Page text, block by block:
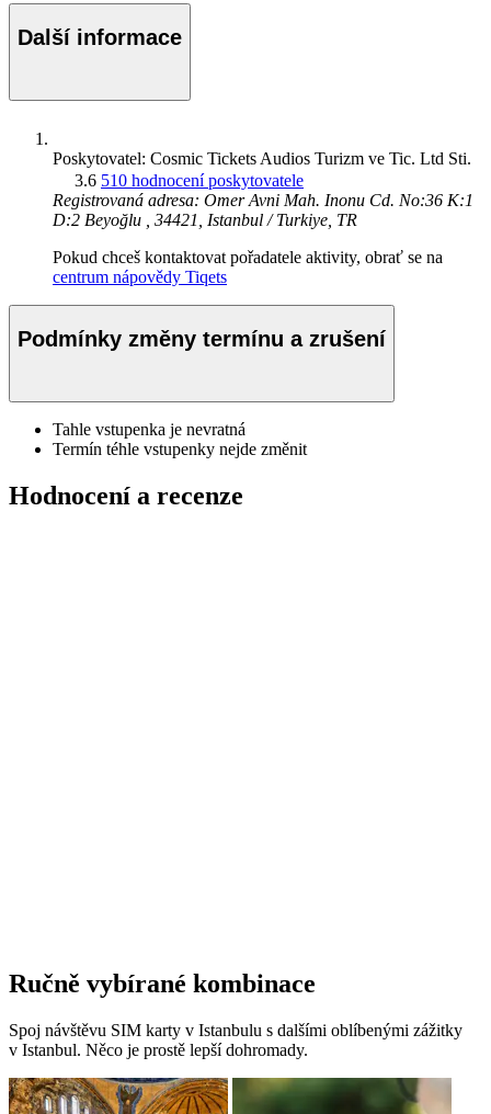
Další informace
Poskytovatel: Cosmic Tickets Audios Turizm ve Tic. Ltd Sti.
3.6 510 hodnocení poskytovatele
Registrovaná adresa: Omer Avni Mah. Inonu Cd. No:36 K:1
D:2 Beyoğlu , 34421, Istanbul / Turkiye, TR
Pokud chceš kontaktovat pořadatele aktivity, obrať se na
centrum nápovědy Tiqets
Podmínky změny termínu a zrušení
Tahle vstupenka je nevratná
Termín téhle vstupenky nejde změnit
Hodnocení a recenze
Ručně vybírané kombinace
Spoj návštěvu SIM karty v Istanbulu s dalšími oblíbenými zážitky
v Istanbul. Něco je prostě lepší dohromady.